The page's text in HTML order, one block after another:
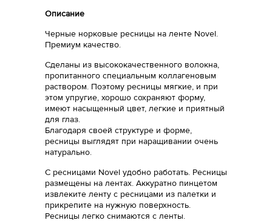
Описание
Черные норковые ресницы на ленте Novel.
Премиум качество.
Сделаны из высококачественного волокна,
пропитанного специальным коллагеновым
раствором. Поэтому ресницы мягкие, и при
этом упругие, хорошо сохраняют форму,
имеют насыщенный цвет, легкие и приятный
для глаз.
Благодаря своей структуре и форме,
ресницы выглядят при наращивании очень
натурально.
С ресницами Novel удобно работать. Ресницы
размещены на лентах. Аккуратно пинцетом
извлеките ленту с ресницами из палетки и
прикрепите на нужную поверхность.
Ресницы легко снимаются с ленты.